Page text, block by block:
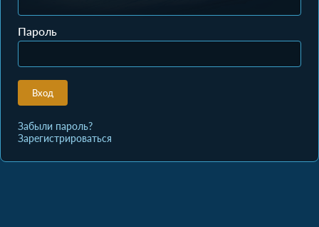
Пароль
Вход
Забыли пароль?
Зарегистрироваться